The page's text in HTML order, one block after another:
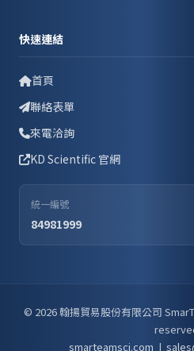
快速連結
首頁
聯絡表單
來電洽詢
KD Scientific 官網
統一編號
84981999
© 2026 翰揚貿易股份有限公司
smarteamsci.com |